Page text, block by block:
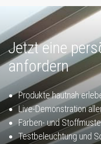
Jetzt eine
anfordern
Produkte hautnah
Live-Demonstration
Farben- und
Testbeleuchtung und